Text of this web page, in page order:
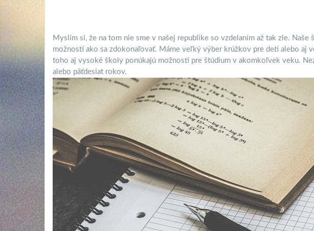
Myslím si, že na tom nie sme v našej republike so vzdelaním až tak zle.
možností ako sa zdokonaľovať. Máme veľký výber krúžkov pre deti alebo aj
toho aj vysoké školy ponúkajú možnosti pre štúdium v ​​akomkoľvek veku.
alebo päťdesiat rokov.